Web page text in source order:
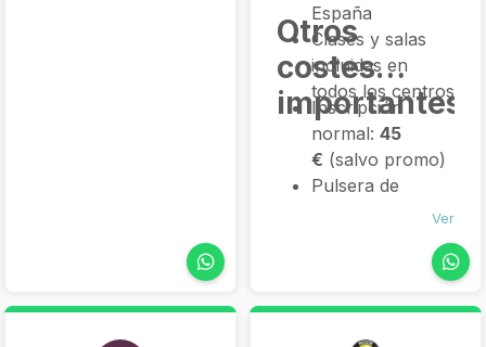
España
Clases y salas
incluidas en
todos los centros
Otros
costes
importantes
Inscripción
normal: 45
€ (salvo promo)
Pulsera de
acceso: incluida
Sin permanencia
(puedes darte de
baja cuando
Ver